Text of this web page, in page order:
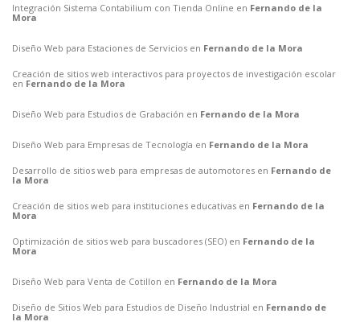
Integración Sistema Contabilium con Tienda Online en Fernando de la
Mora
Diseño Web para Estaciones de Servicios en Fernando de la Mora
Creación de sitios web interactivos para proyectos de investigación escolar
en Fernando de la Mora
Diseño Web para Estudios de Grabación en Fernando de la Mora
Diseño Web para Empresas de Tecnología en Fernando de la Mora
Desarrollo de sitios web para empresas de automotores en Fernando de
la Mora
Creación de sitios web para instituciones educativas en Fernando de la
Mora
Optimización de sitios web para buscadores (SEO) en Fernando de la
Mora
Diseño Web para Venta de Cotillon en Fernando de la Mora
Diseño de Sitios Web para Estudios de Diseño Industrial en Fernando de
la Mora